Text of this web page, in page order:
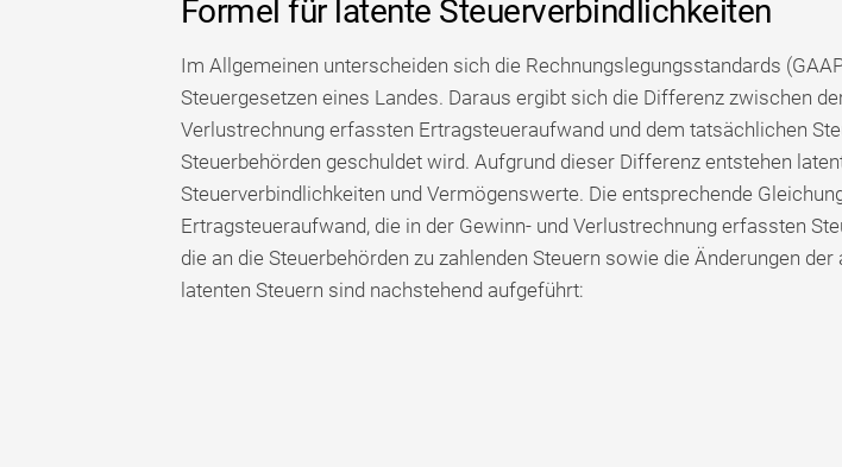
Formel für latente Steuerverbindlichkeiten
Im Allgemeinen unterscheiden sich die Rechnungslegungsstandards
Steuergesetzen eines Landes. Daraus ergibt sich die Differenz zwischen
Verlustrechnung erfassten Ertragsteueraufwand und dem tatsächlichen
Steuerbehörden geschuldet wird. Aufgrund dieser Differenz entstehen
Steuerverbindlichkeiten und Vermögenswerte. Die entsprechende
Ertragsteueraufwand, die in der Gewinn- und Verlustrechnung erfassten
die an die Steuerbehörden zu zahlenden Steuern sowie die Änderungen der
latenten Steuern sind nachstehend aufgeführt: